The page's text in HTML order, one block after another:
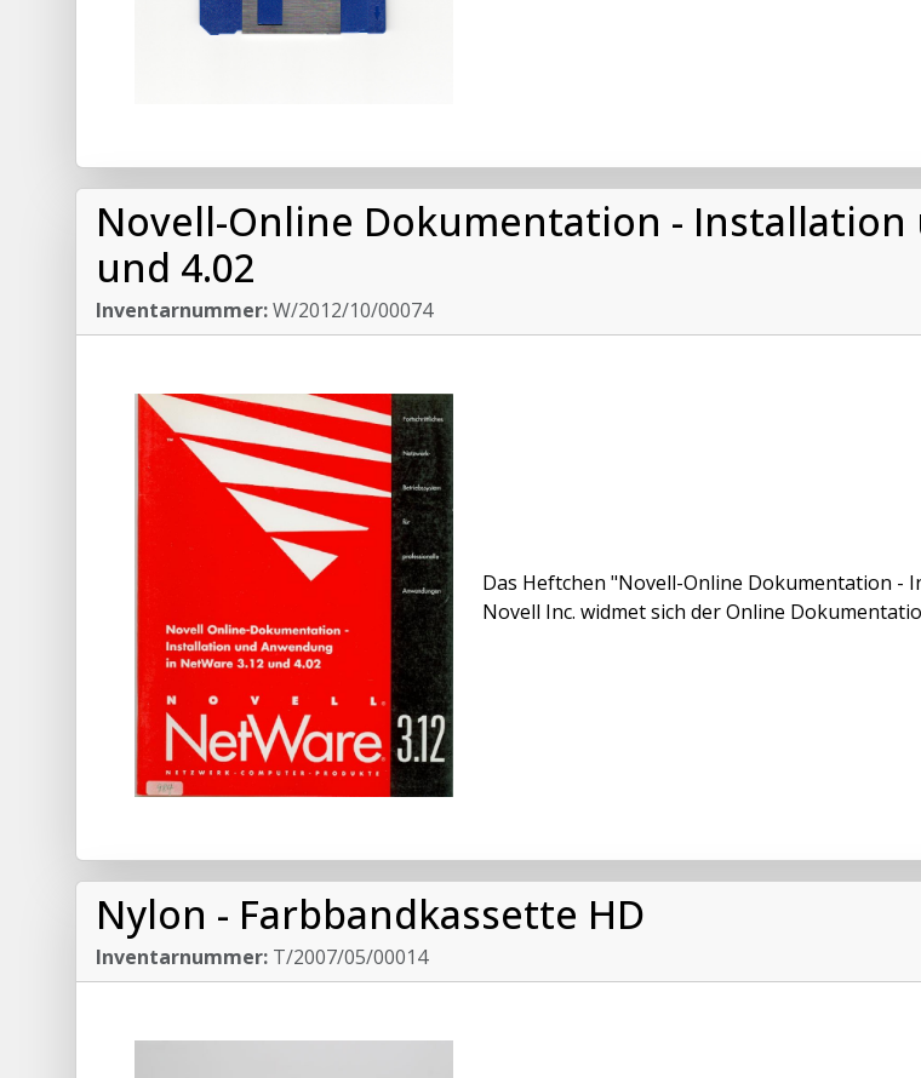
Novell-Online Dokumentation -
und 4.02
Inventarnummer:W/2012/10/00074
Das Heftchen "Novell-Online Dokumentation -
Novell Inc. widmet sich der Online
Nylon - Farbbandkassette HD
Inventarnummer: T/2007/05/00014